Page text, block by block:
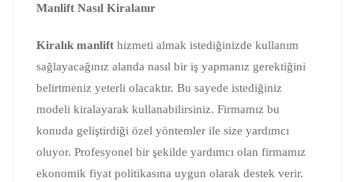
Manlift Nasıl Kiralanır
Kiralık manlift hizmeti almak istediğinizde kullanım
sağlayacağınız alanda nasıl bir iş yapmanız gerektiğini
belirtmeniz yeterli olacaktır. Bu sayede istediğiniz
modeli kiralayarak kullanabilirsiniz. Firmamız bu
konuda geliştirdiği özel yöntemler ile size yardımcı
oluyor. Profesyonel bir şekilde yardımcı olan firmamız
ekonomik fiyat politikasına uygun olarak destek verir.